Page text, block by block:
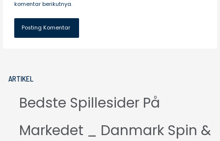
komentar berikutnya.
ARTIKEL
Bedste Spillesider På
Markedet _ Danmark Spin &